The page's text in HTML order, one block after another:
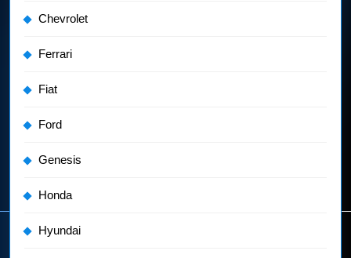
Chevrolet
Ferrari
Fiat
Ford
Genesis
Honda
Hyundai